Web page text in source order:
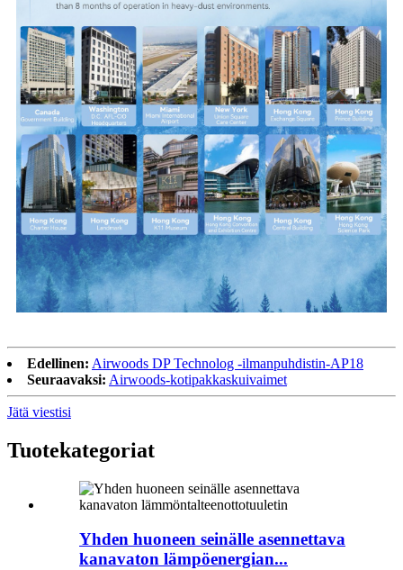
Edellinen: Airwoods DP Technolog -ilmanpuhdistin-AP18
Seuraavaksi: Airwoods-kotipakkaskuivaimet
Jätä viestisi
Tuotekategoriat
Yhden huoneen seinälle asennettava
kanavaton lämpöenergian...